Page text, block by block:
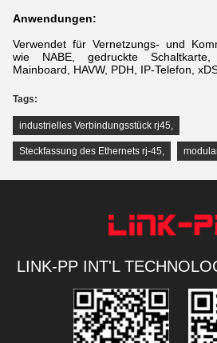
Anwendungen:
Verwendet für Vernetzungs- und
wie NABE, gedruckte
Mainboard, HAVW, PDH, IP-Telefon,
Tags:
industrielles Verbindungsstück rj45,
Steckfassung des Ethernets rj-45,
LINK-PP INT'L